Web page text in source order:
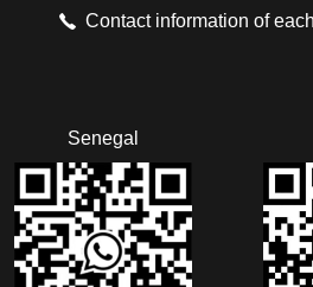
Contact information of
Senegal